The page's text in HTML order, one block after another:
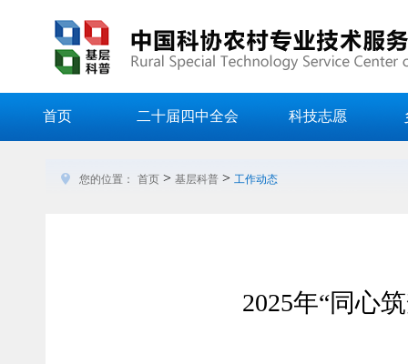
首页 二十届四中全会 科技志愿
您的位置： 首页 > 基层科普 > 工作动态
2025年“同心